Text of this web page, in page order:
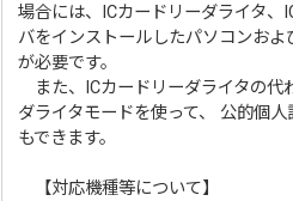
場合には、ICカードリーダライタ、
バをインストールしたパソコンおよ
が必要です。
また、ICカードリーダライタの代
ダライタモードを使って、 公的個
もできます。
【対応機種等について】